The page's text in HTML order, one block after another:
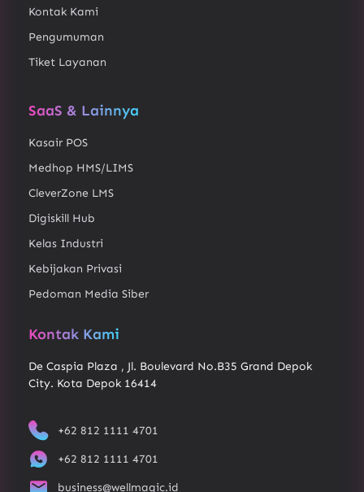
Kontak Kami
Pengumuman
Tiket Layanan
SaaS & Lainnya
Kasair POS
Medhop HMS/LIMS
CleverZone LMS
Digiskill Hub
Kelas Industri
Kebijakan Privasi
Pedoman Media Siber
Kontak Kami
De Caspia Plaza , Jl. Boulevard No.B35 Grand Depok
City. Kota Depok 16414
+62 812 1111 4701
+62 812 1111 4701
business@wellmagic.id